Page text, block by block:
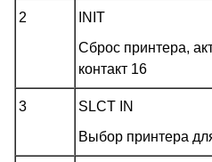
2
INIT
Сброс принтера,
контакт 16
3
SLCT IN
Выбор принтера